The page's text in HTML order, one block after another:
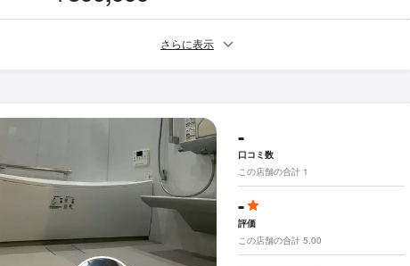
さらに表示
-
口コミ数
この店舗の合計 1
-
評価
この店舗の合計 5.00